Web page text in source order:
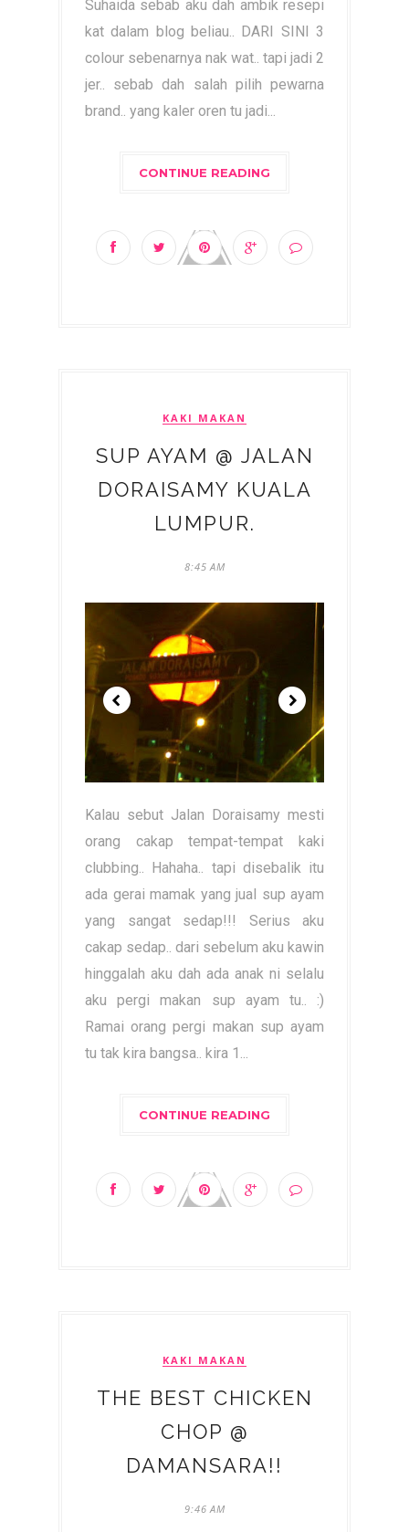
Suhaida sebab aku dah ambik resepi
kat dalam blog beliau.. DARI SINI 3
colour sebenarnya nak wat.. tapi jadi 2
jer.. sebab dah salah pilih pewarna
brand.. yang kaler oren tu jadi...
CONTINUE READING
KAKI MAKAN
SUP AYAM @ JALAN
DORAISAMY KUALA
LUMPUR.
8:45 AM
Kalau sebut Jalan Doraisamy mesti
orang cakap tempat-tempat kaki
clubbing.. Hahaha.. tapi disebalik itu
ada gerai mamak yang jual sup ayam
yang sangat sedap!!! Serius aku
cakap sedap.. dari sebelum aku kawin
hinggalah aku dah ada anak ni selalu
aku pergi makan sup ayam tu.. :)
Ramai orang pergi makan sup ayam
tu tak kira bangsa.. kira 1...
CONTINUE READING
KAKI MAKAN
THE BEST CHICKEN
CHOP @
DAMANSARA!!
9:46 AM